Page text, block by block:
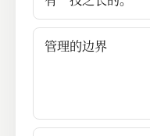
管理的边界